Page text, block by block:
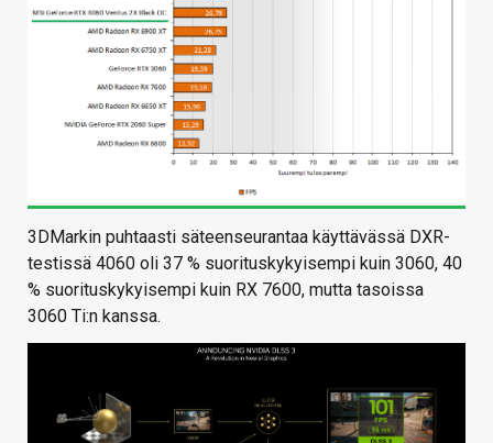
3DMarkin puhtaasti säteenseurantaa käyttävässä DXR-
testissä 4060 oli 37 % suorituskykyisempi kuin 3060, 40
% suorituskykyisempi kuin RX 7600, mutta tasoissa
3060 Ti:n kanssa.